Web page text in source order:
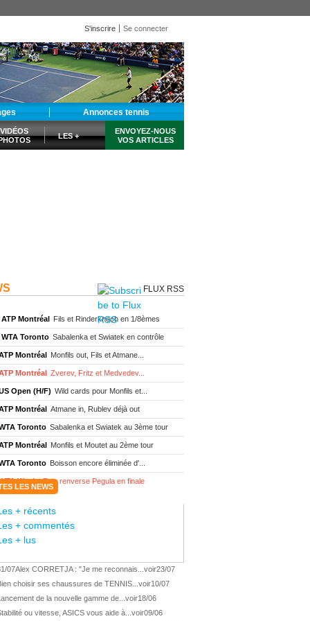
S'inscrire Se connecter
Annonces tennis
VIDÉOS
LES +
ENVOYEZ-NOUS
VOS ARTICLES
FLUX RSS
ATP Montréal Fils et Rinderknech en 1/8èmes
WTA Toronto Sabalenka et Swiatek en contrôle
Montréal Monfils out, Fils et Atmane...
Montréal Zverev, Fritz et Medvedev...
Open (H/F) Wild cards pour Monfils et...
Montréal Atmane in, Rublev déjà out
Toronto Sabalenka et Swiatek au 3ème tour
Montréal Monfils et Moutet au 2ème tour
Toronto Boisson encore éliminée d'...
Wash. Eala renverse Pegula en finale
Memphis Liutova, 16 ans et déjà titrée
ATP Wash.
Wash. Eala domine Svitolina
Wash. De Minaur éliminé en 1/4
LES NEWS
+ récents
+ commentés
+ lus
07Alex CORRETJA : "Je me reconnais... voir23/07
choisir ses chaussures de TENNIS... voir10/07
de la nouvelle gamme de... voir18/06
ou vitesse, ASICS vous aide à... voir09/06